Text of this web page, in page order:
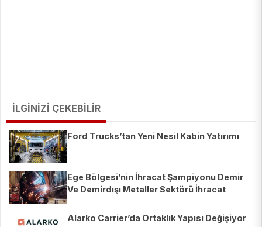
İLGİNİZİ ÇEKEBİLİR
Ford Trucks’tan Yeni Nesil Kabin Yatırımı
Ege Bölgesi’nin İhracat Şampiyonu Demir
Ve Demirdışı Metaller Sektörü İhracat
Aldı
Alarko Carrier’da Ortaklık Yapısı Değişiyor